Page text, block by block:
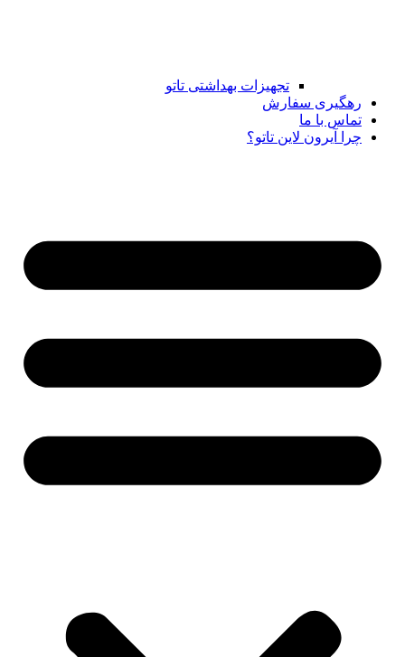
تجهیزات بهداشتی تاتو
رهگیری سفارش
تماس با ما
چرا آیرون لاین تاتو؟